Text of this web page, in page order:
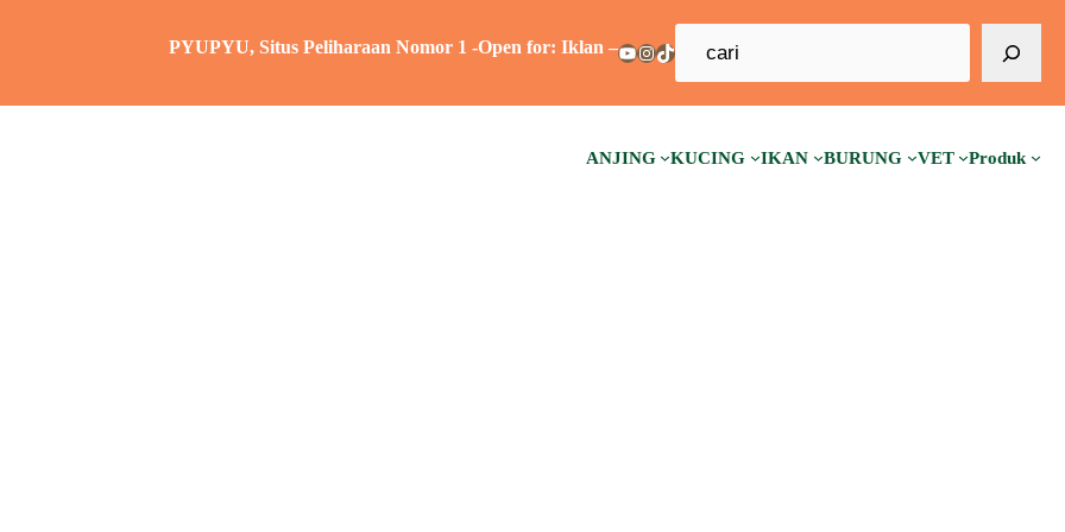
PYUPYU, Situs Peliharaan Nomor 1 -Open for: Iklan – Advertorial – Sponsorship – Guest Post – Backlink –
YouTube
Instagram
TikTok
a
r
i
ANJING KUCING IKAN BURUNG VET Produk